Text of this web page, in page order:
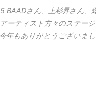
BAADさん、上杉昇さん、
ーティスト方々のステー
年もありがとうございまし